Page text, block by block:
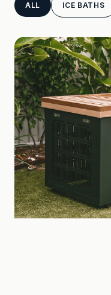
ALL ICE BATHS